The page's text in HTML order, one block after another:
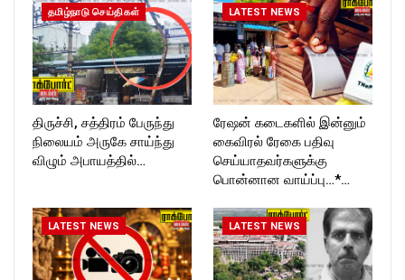
தமிழ்நாடு செய்திகள்
திருச்சி, சத்திரம் பேருந்து
நிலையம் அருகே சாய்ந்து
விழும் அபாயத்தில்…
LATEST NEWS
ரேஷன் கடைகளில் இன்னும்
கைவிரல் ரேகை பதிவு
செய்யாதவர்களுக்கு
பொன்னான வாய்ப்பு…*…
LATEST NEWS LATEST NEWS